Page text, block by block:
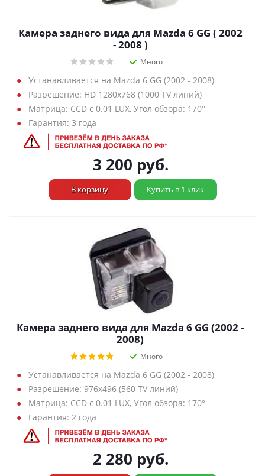
Камера заднего вида для Mazda 6 GG ( 2002
- 2008 )
Много
Устанавливается на Mazda 6 GG (2002 - 2008)
Разрешение: HD 1280х768 (1000 TV линий)
Матрица: CCD с 0.01 LUX, Угол обзора: 170°
Гарантия: 3 года
3 200 руб.
В корзину Купить в 1 клик
Камера заднего вида для Mazda 6 GG (2002 -
2008)
Много
Устанавливается на Mazda 6 GG (2002 - 2008)
Разрешение: 976х496 (560 TV линий)
Матрица: CCD с 0.01 LUX, Угол обзора: 170°
Гарантия: 2 года
2 280 руб.